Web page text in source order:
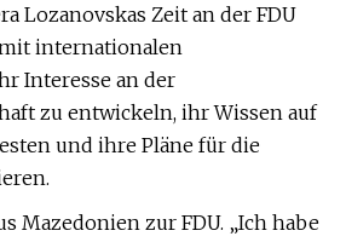
Lozanovskas Zeit an der FDU
internationalen
Interesse an der
zu entwickeln, ihr Wissen auf
und ihre Pläne für die
Mazedonien zur FDU. „Ich habe